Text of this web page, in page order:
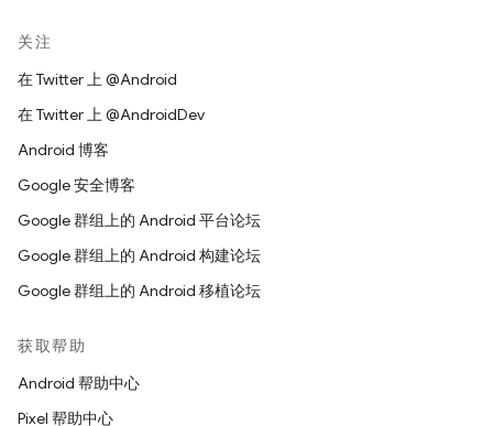
关注
在 Twitter 上 @Android
在 Twitter 上 @AndroidDev
Android 博客
Google 安全博客
Google 群组上的 Android 平台论坛
Google 群组上的 Android 构建论坛
Google 群组上的 Android 移植论坛
获取帮助
Android 帮助中心
Pixel 帮助中心